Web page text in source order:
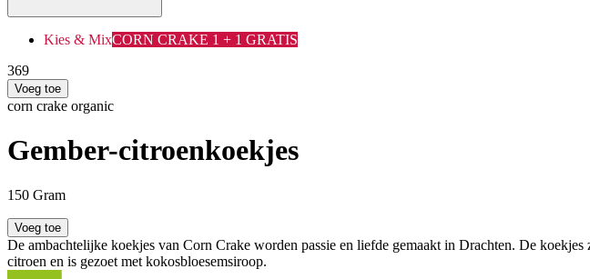
Kies & MixCORN CRAKE 1 + 1 GRATIS
369
Voeg toe
corn crake organic
Gember-citroenkoekjes
150 Gram
Voeg toe
De ambachtelijke koekjes van Corn Crake worden passie en liefde gemaakt in Drachten. De
citroen en is gezoet met kokosbloesemsiroop.